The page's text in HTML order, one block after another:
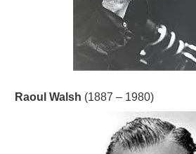
Raoul Walsh (1887 – 1980)